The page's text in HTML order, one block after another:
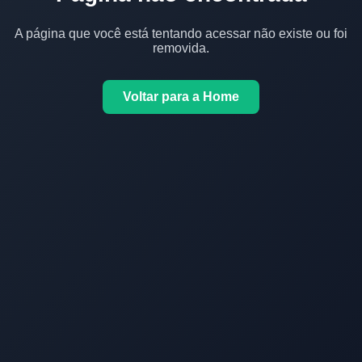
A página que você está tentando acessar não existe ou foi
removida.
Voltar para a Home